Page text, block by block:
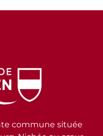
commune située